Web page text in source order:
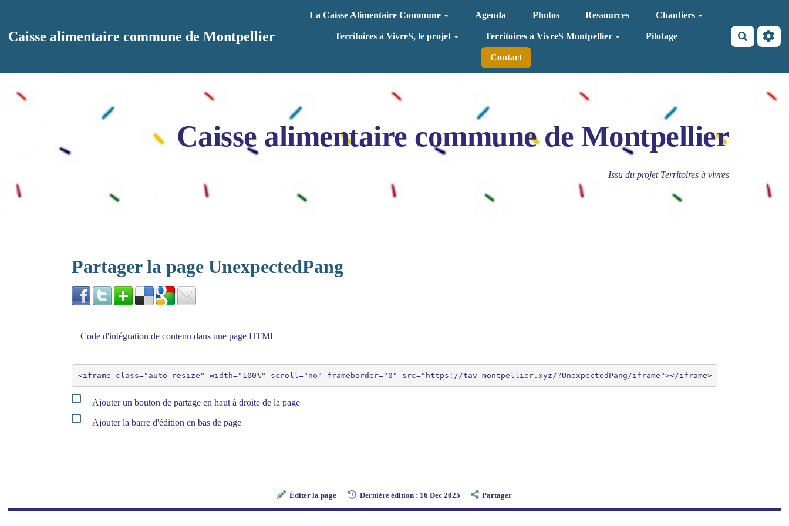
Caisse alimentaire commune de Montpellier
La Caisse Alimentaire Commune Agenda Photos Ressources Chantiers
Territoires à VivreS, le projet Territoires à VivreS Montpellier Pilotage
Contact
Caisse alimentaire commune de Montpellier
Issu du projet Territoires à vivres
Partager la page UnexpectedPang
Code d'intégration de contenu dans une page HTML
<iframe class="auto-resize" width="100%" scroll="no" frameborder="0" src="https://tav-montpellier.xyz/?UnexpectedPang/iframe"></iframe>
Ajouter un bouton de partage en haut à droite de la page
Ajouter la barre d'édition en bas de page
Éditer la page Dernière édition : 16 Dec 2025 Partager